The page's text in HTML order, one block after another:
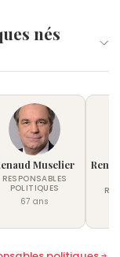
nés
Muselier
RESPONSABLES
POLITIQUES
67 ans